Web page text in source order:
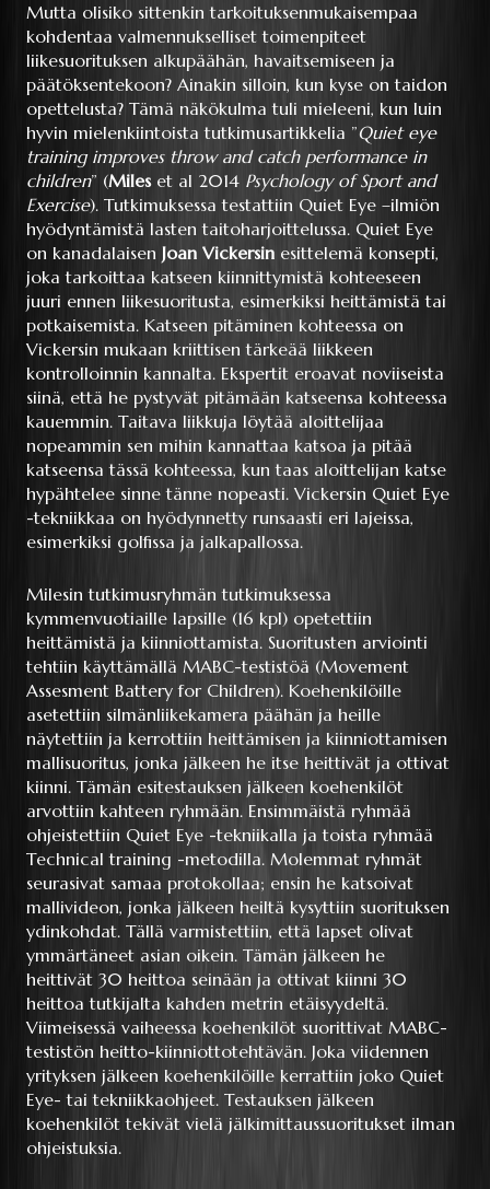
Mutta olisiko sittenkin tarkoituksenmukaisempaa
kohdentaa valmennukselliset toimenpiteet
liikesuorituksen alkupäähän, havaitsemiseen ja
päätöksentekoon? Ainakin silloin, kun kyse on taidon
opettelusta? Tämä näkökulma tuli mieleeni, kun luin
hyvin mielenkiintoista tutkimusartikkelia ”Quiet eye
training improves throw and catch performance in
children” (Miles et al 2014 Psychology of Sport and
Exercise). Tutkimuksessa testattiin Quiet Eye –ilmiön
hyödyntämistä lasten taitoharjoittelussa. Quiet Eye
on kanadalaisen Joan Vickersin esittelemä konsepti,
joka tarkoittaa katseen kiinnittymistä kohteeseen
juuri ennen liikesuoritusta, esimerkiksi heittämistä tai
potkaisemista. Katseen pitäminen kohteessa on
Vickersin mukaan kriittisen tärkeää liikkeen
kontrolloinnin kannalta. Ekspertit eroavat noviiseista
siinä, että he pystyvät pitämään katseensa kohteessa
kauemmin. Taitava liikkuja löytää aloittelijaa
nopeammin sen mihin kannattaa katsoa ja pitää
katseensa tässä kohteessa, kun taas aloittelijan katse
hypähtelee sinne tänne nopeasti. Vickersin Quiet Eye
-tekniikkaa on hyödynnetty runsaasti eri lajeissa,
esimerkiksi golfissa ja jalkapallossa.
Milesin tutkimusryhmän tutkimuksessa
kymmenvuotiaille lapsille (16 kpl) opetettiin
heittämistä ja kiinniottamista. Suoritusten arviointi
tehtiin käyttämällä MABC-testistöä (Movement
Assesment Battery for Children). Koehenkilöille
asetettiin silmänliikekamera päähän ja heille
näytettiin ja kerrottiin heittämisen ja kiinniottamisen
mallisuoritus, jonka jälkeen he itse heittivät ja ottivat
kiinni. Tämän esitestauksen jälkeen koehenkilöt
arvottiin kahteen ryhmään. Ensimmäistä ryhmää
ohjeistettiin Quiet Eye -tekniikalla ja toista ryhmää
Technical training -metodilla. Molemmat ryhmät
seurasivat samaa protokollaa; ensin he katsoivat
mallivideon, jonka jälkeen heiltä kysyttiin suorituksen
ydinkohdat. Tällä varmistettiin, että lapset olivat
ymmärtäneet asian oikein. Tämän jälkeen he
heittivät 30 heittoa seinään ja ottivat kiinni 30
heittoa tutkijalta kahden metrin etäisyydeltä.
Viimeisessä vaiheessa koehenkilöt suorittivat MABC-
testistön heitto-kiinniottotehtävän. Joka viidennen
yrityksen jälkeen koehenkilöille kerrattiin joko Quiet
Eye- tai tekniikkaohjeet. Testauksen jälkeen
koehenkilöt tekivät vielä jälkimittaussuoritukset ilman
ohjeistuksia.